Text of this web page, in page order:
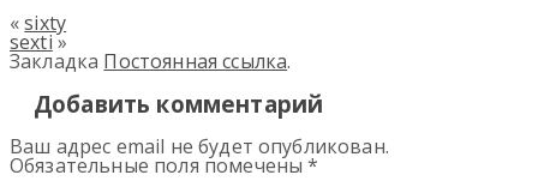
«sixty
sexti»
Закладка Постоянная ссылка.
Добавить комментарий
Ваш адрес email не будет опубликован.
Обязательные поля помечены*